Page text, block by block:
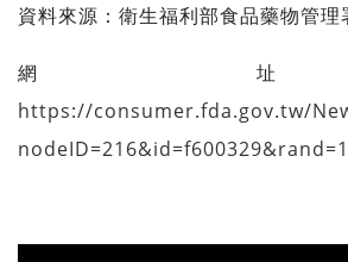
資料來源： 衛生福利部食品藥物管理
網
https://consumer.fda.gov.tw/